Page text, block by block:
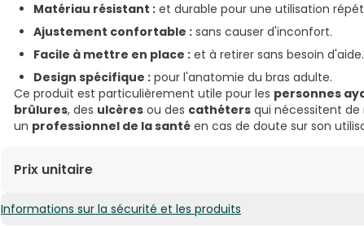
Matériau résistant : et durable pour une utilisation
Ajustement confortable : sans causer d'inconfort.
Facile à mettre en place : et à retirer sans besoin d'aide.
Design spécifique : pour l'anatomie du bras adulte.
Ce produit est particulièrement utile pour les personnes
brûlures, des ulcères ou des cathéters qui nécessitent
un professionnel de la santé en cas de doute sur son
Prix unitaire
12,50€ / Unités
Informations sur la sécurité et les produits